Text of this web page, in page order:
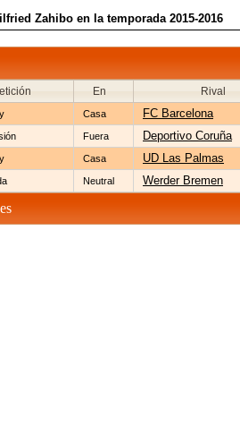
Zahibo en la temporada 2015-2016
En Rival
Casa FC Barcelona
Fuera Deportivo Coruña
Casa UD Las Palmas
Neutral Werder Bremen